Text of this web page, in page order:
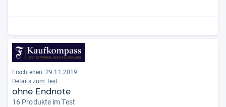
Erschienen: 29.11.2019
Details zum Test
ohne Endnote
16 Produkte im Test